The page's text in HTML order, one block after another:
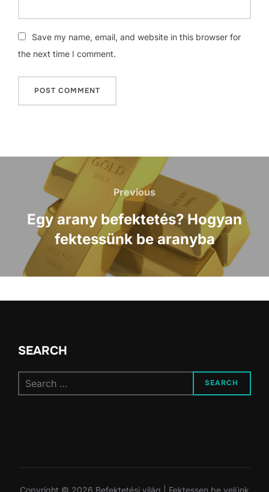
Save my name, email, and website in this browser for
the next time I comment.
navigation
Previous
Previous
Egy arany befektetés? Hogyan
fektessünk be aranyba
SEARCH
for:
SEARCH